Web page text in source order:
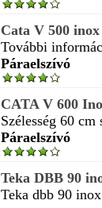
Cata V 500
További
Páraelszívó
CATA V 600
Szélesség 60
Páraelszívó
Teka DBB 90
Teka dbb 90